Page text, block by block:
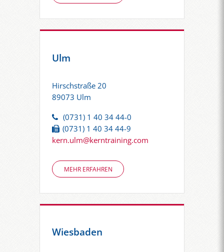
Ulm
Hirschstraße 20
89073 Ulm
(0731) 1 40 34 44-0
(0731) 1 40 34 44-9
kern.ulm@kerntraining.com
MEHR ERFAHREN
Wiesbaden